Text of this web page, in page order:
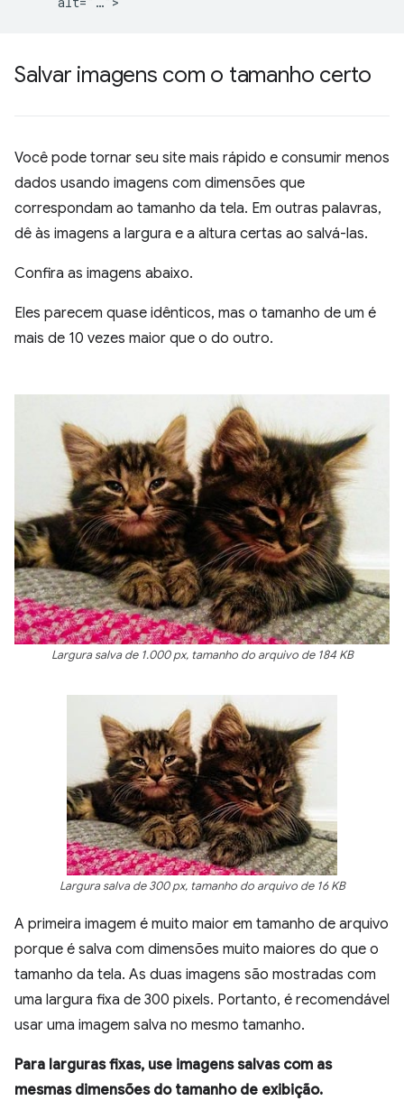
Salvar imagens com o tamanho certo
Você pode tornar seu site mais rápido e consumir menos
dados usando imagens com dimensões que
correspondam ao tamanho da tela. Em outras palavras,
dê às imagens a largura e a altura certas ao salvá-las.
Confira as imagens abaixo.
Eles parecem quase idênticos, mas o tamanho de um é
mais de 10 vezes maior que o do outro.
Largura salva de 1.000 px, tamanho do arquivo de 184 KB
Largura salva de 300 px, tamanho do arquivo de 16 KB
A primeira imagem é muito maior em tamanho de arquivo
porque é salva com dimensões muito maiores do que o
tamanho da tela. As duas imagens são mostradas com
uma largura fixa de 300 pixels. Portanto, é recomendável
usar uma imagem salva no mesmo tamanho.
Para larguras fixas, use imagens salvas com as
mesmas dimensões do tamanho de exibição.